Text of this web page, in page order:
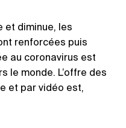
et diminue, les
renforcées puis
au coronavirus est
le monde. L’offre des
et par vidéo est,